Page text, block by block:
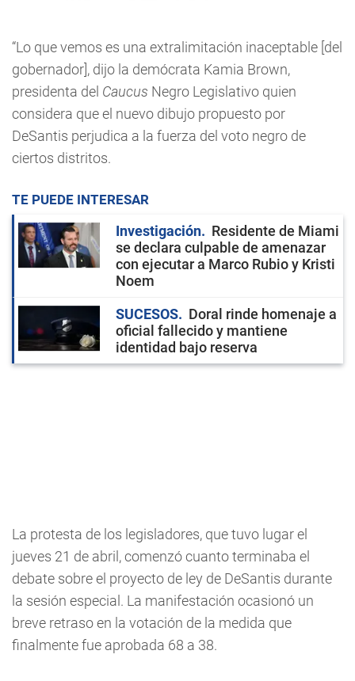
“Lo que vemos es una extralimitación inaceptable [del
gobernador], dijo la demócrata Kamia Brown,
presidenta del Caucus Negro Legislativo quien
considera que el nuevo dibujo propuesto por
DeSantis perjudica a la fuerza del voto negro de
ciertos distritos.
TE PUEDE INTERESAR
Investigación
Residente de Miami
se declara culpable de amenazar
con ejecutar a Marco Rubio y Kristi
Noem
SUCESOS
Doral rinde homenaje a
oficial fallecido y mantiene
identidad bajo reserva
La protesta de los legisladores, que tuvo lugar el
jueves 21 de abril, comenzó cuanto terminaba el
debate sobre el proyecto de ley de DeSantis durante
la sesión especial. La manifestación ocasionó un
breve retraso en la votación de la medida que
finalmente fue aprobada 68 a 38.